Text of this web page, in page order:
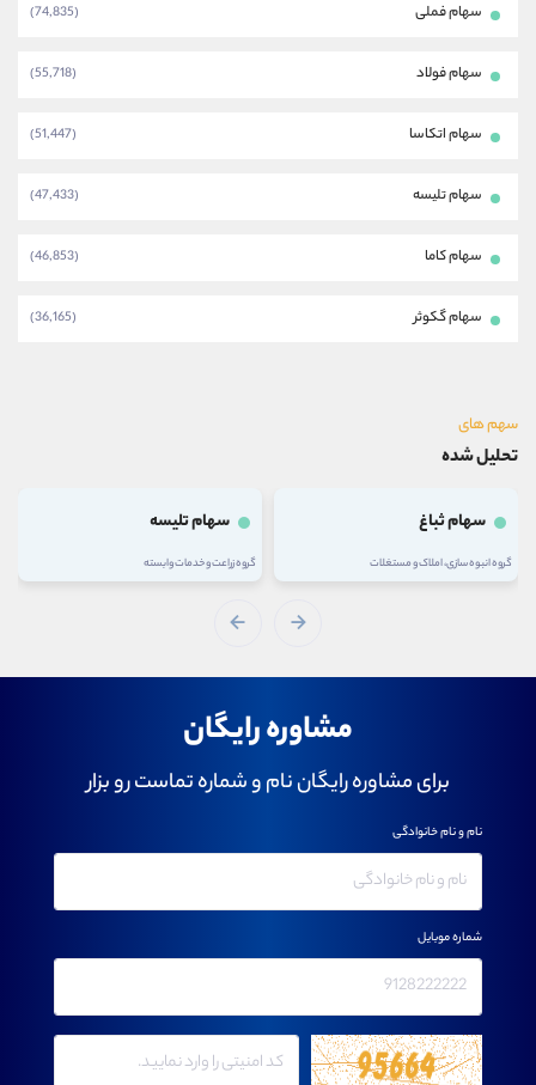
سهام فملی (74,835)
سهام فولاد (55,718)
سهام اتکاسا (51,447)
سهام تلیسه (47,433)
سهام کاما (46,853)
سهام گکوثر (36,165)
سهم های
تحلیل شده
سهام ثباغ
گروه انبوه سازی، املاک و مستغلات
سهام تلیسه
گروه زراعت و خدمات وابسته
مشاوره رایگان
برای مشاوره رایگان نام و شماره تماست رو بزار
نام و نام خانوادگی
شماره موبایل